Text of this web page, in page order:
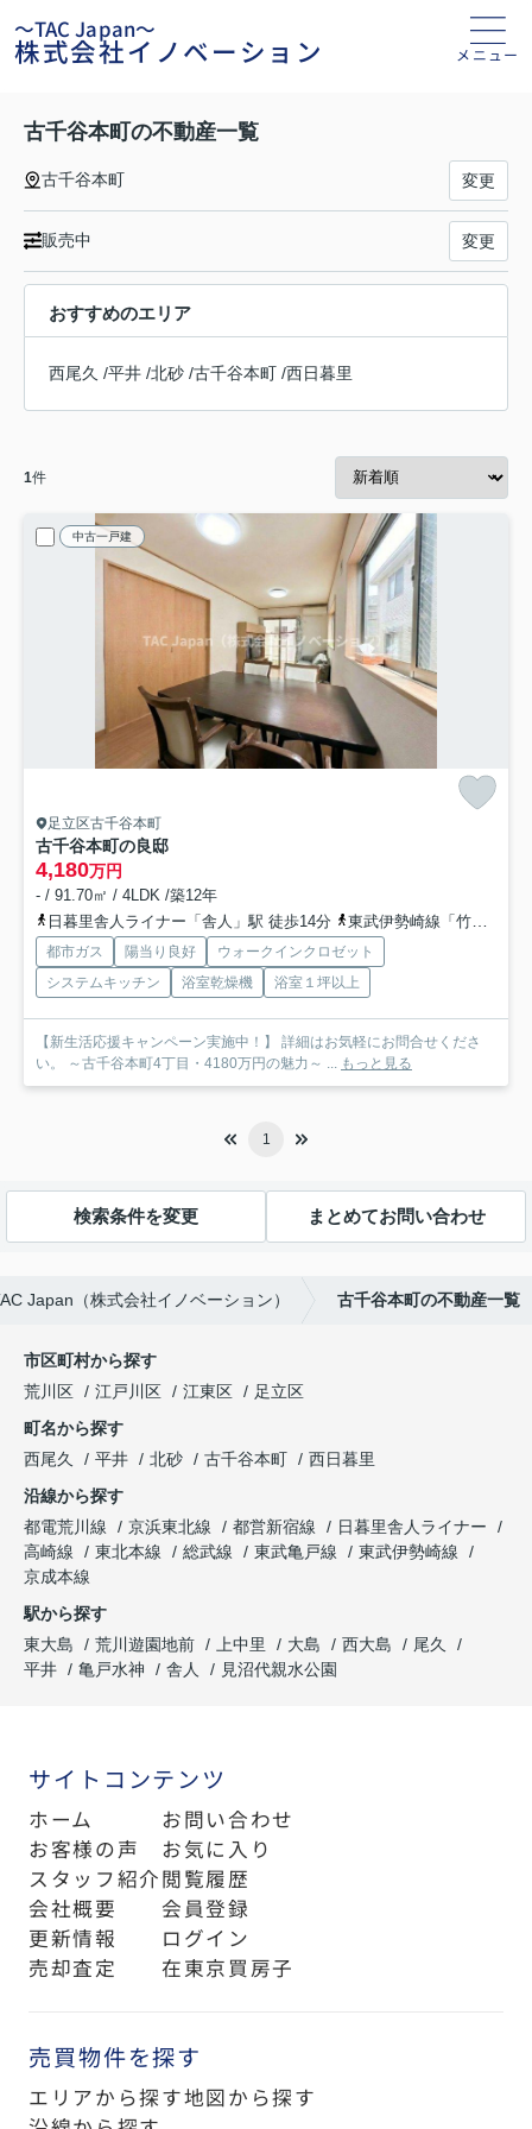
～TAC Japan～
株式会社イノベーション メニュー
古千谷本町の不動産一覧
古千谷本町 変更
販売中 変更
おすすめのエリア
西尾久 /平井 /北砂 /古千谷本町 /西日暮里
1件
中古一戸建
足立区古千谷本町
古千谷本町の良邸
4,180万円
- / 91.70㎡ / 4LDK /築12年
日暮里舎人ライナー「舎人」駅 徒歩14分
東武伊勢崎線「竹ノ塚」駅 徒歩24分
都市ガス 陽当り良好
ウォークインクロゼット
システムキッチン
浴室乾燥機 浴室１坪以上
【新生活応援キャンペーン実施中！】 詳細はお気軽にお問合せくださ
もっと見る
1
検索条件を変更 まとめてお問い合わせ
Japan（株式会社イノベーション） 古千谷本町の不動産一覧
市区町村から探す
荒川区
江戸川区 江東区
足立区
町名から探す
西尾久
平井 北砂 古千谷本町
西日暮里
沿線から探す
都電荒川線
京浜東北線 都営新宿線
日暮里舎人ライナー
高崎線
東北本線 総武線 東武亀戸線
東武伊勢崎線
京成本線
駅から探す
東大島
荒川遊園地前 上中里 大島 西大島
尾久
平井
亀戸水神 舎人 見沼代親水公園
サイトコンテンツ
ホーム
お客様の声
スタッフ紹介
会社概要
更新情報
売却査定
お問い合わせ
お気に入り
閲覧履歴
会員登録
ログイン
在東京買房子
売買物件を探す
エリアから探す地図から探す